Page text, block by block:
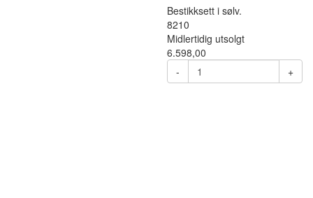
Bestikksett i sølv.
8210
Midlertidig utsolgt
6.598,00
-
+